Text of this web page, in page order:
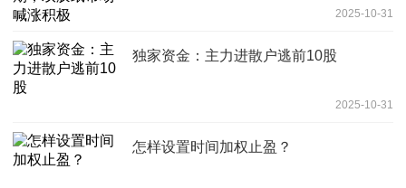
2025-10-31
独家资金：主力进散户逃前10股
2025-10-31
怎样设置时间加权止盈？